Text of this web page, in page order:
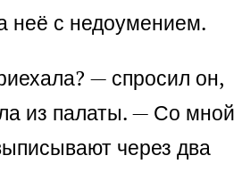
неё с недоумением.
— спросил он,
из палаты. — Со мной
через два